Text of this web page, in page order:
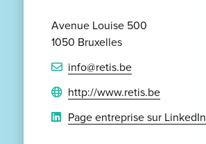
Avenue Louise 500
1050 Bruxelles
info@retis.be
http://www.retis.be
Page entreprise sur LinkedIn